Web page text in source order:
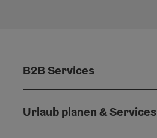
B2B Services
Urlaub planen & Services